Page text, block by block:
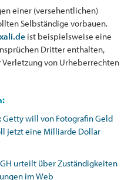
einer (versehentlichen)
Selbständige vorbauen.
ist beispielsweise eine
Dritter enthalten,
Verletzung von Urheberrechten
will von Fotografin Geld
jetzt eine Milliarde Dollar
urteilt über Zuständigkeiten
im Web